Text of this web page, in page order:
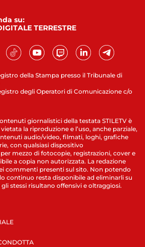
della Stampa presso il Tribunale di
degli Operatori di Comunicazione c/o
su:
TERRESTRE
giornalistici della testata STILETV è
la riproduzione e l’uso, anche parziale,
audio/video, filmati, loghi, grafiche
con qualsiasi dispositivo
mezzo di fotocopie, registrazioni, cover e
a copia non autorizzata. La redazione
commenti presenti sul sito. Non potendo
continuo resta disponibile ad eliminarli su
stessi risultano offensivi e oltraggiosi.